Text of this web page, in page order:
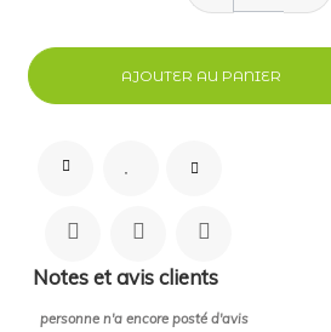
AJOUTER AU PANIER
Notes et avis clients
personne n'a encore posté d'avis